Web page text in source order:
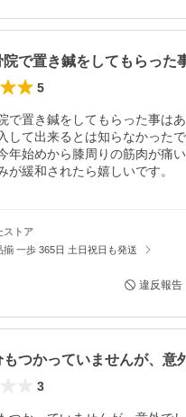
5
で置き鍼をしてもらった事はあ
して出来るとは知らなかった
年始めから膝周りの筋肉が痛
が緩和されたら嬉しいです。
ストア
揃 一歩 365日 土日祝日も発送
違反報告
3